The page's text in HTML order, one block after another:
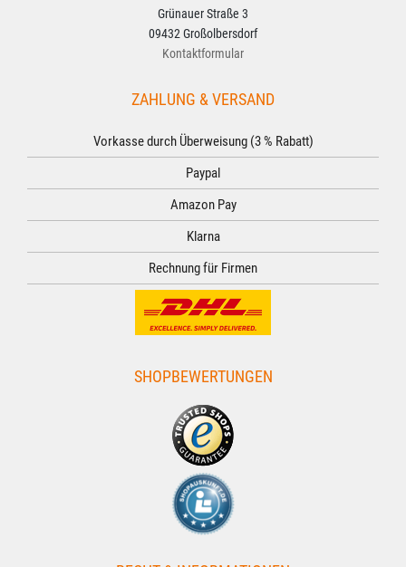
Grünauer Straße 3
09432 Großolbersdorf
Kontaktformular
ZAHLUNG & VERSAND
Vorkasse durch Überweisung (3 % Rabatt)
Paypal
Amazon Pay
Klarna
Rechnung für Firmen
SHOPBEWERTUNGEN